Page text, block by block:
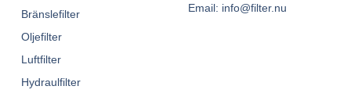
Bränslefilter
Oljefilter
Luftfilter
Hydraulfilter
Email: info@filter.nu